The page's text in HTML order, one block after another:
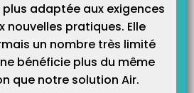
plus adaptée aux exigences
nouvelles pratiques. Elle
un nombre très limité
bénéficie plus du même
que notre solution Air.